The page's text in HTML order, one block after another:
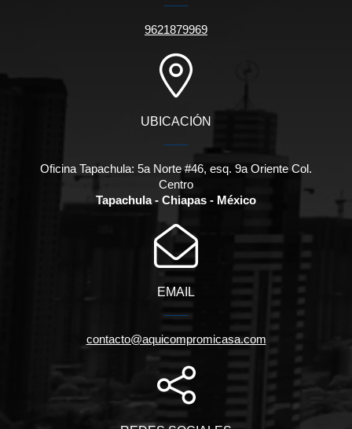
9621879969
UBICACIÓN
Oficina Tapachula: 5a Norte #46, esq. 9a Oriente Col.
Centro
Tapachula - Chiapas - México
EMAIL
contacto@aquicompromicasa.com